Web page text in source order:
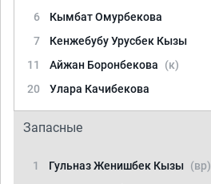
6
Кымбат Омурбекова
7
Кенжебубу Урусбек Кызы
11
Айжан Боронбекова
(к)
20
Улара Качибекова
Запасные
1 Гульназ Женишбек Кызы (вр)